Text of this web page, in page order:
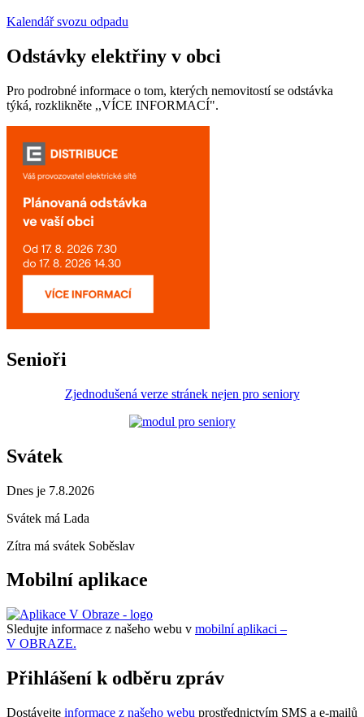
Kalendář svozu odpadu
Odstávky elektřiny v obci
Pro podrobné informace o tom, kterých nemovitostí se odstávka
týká, rozklikněte ,,VÍCE INFORMACÍ".
Senioři
Zjednodušená verze stránek nejen pro seniory
Svátek
Dnes je 7.8.2026
Svátek má Lada
Zítra má svátek Soběslav
Mobilní aplikace
Sledujte informace z našeho webu v mobilní aplikaci –
V OBRAZE.
Přihlášení k odběru zpráv
Dostávejte informace z našeho webu prostřednictvím SMS a e-mailů